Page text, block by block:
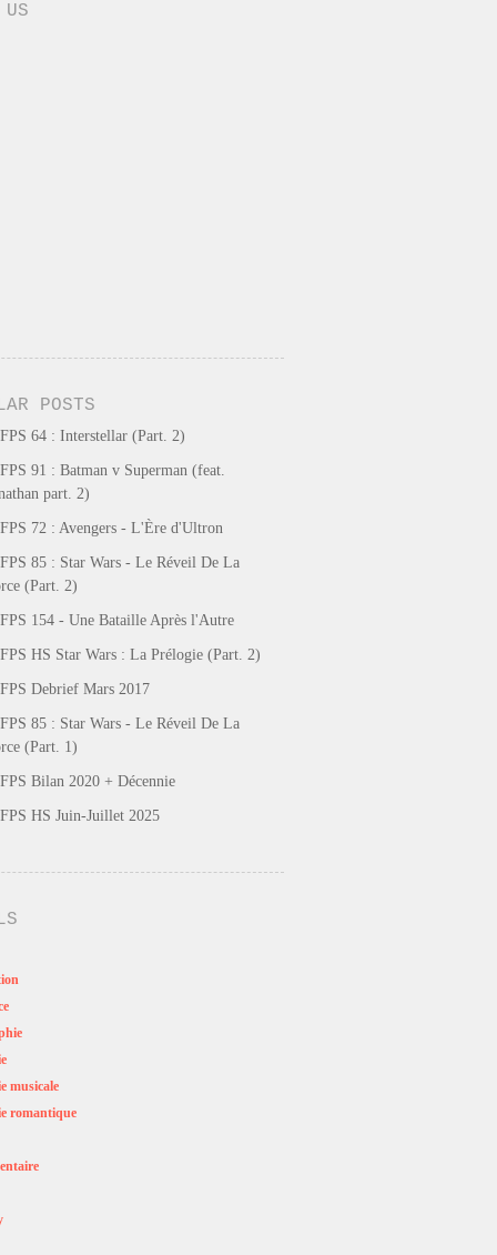
POSTS
64 : Interstellar (Part. 2)
91 : Batman v Superman (feat.
part. 2)
72 : Avengers - L'Ère d'Ultron
85 : Star Wars - Le Réveil De La
(Part. 2)
154 - Une Bataille Après l'Autre
HS Star Wars : La Prélogie (Part. 2)
Debrief Mars 2017
85 : Star Wars - Le Réveil De La
(Part. 1)
Bilan 2020 + Décennie
HS Juin-Juillet 2025
musicale
romantique